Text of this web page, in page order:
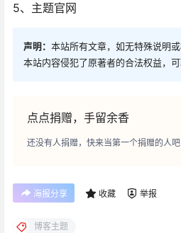
5、主题官网
声明： 本站所有文章，如无特殊说明
本站内容侵犯了原著者的合法权益，可
点点捐赠，手留余香
还没有人捐赠，快来当第一个捐赠的人吧
海报分享 收藏 举报
博客主题